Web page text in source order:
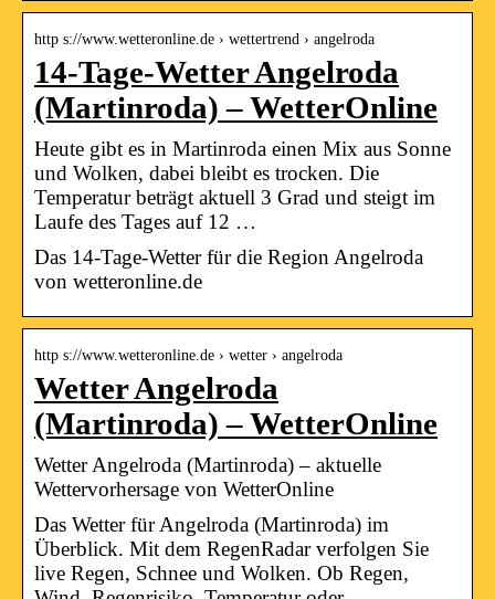
http s://www.wetteronline.de › wettertrend › angelroda
14-Tage-Wetter Angelroda
(Martinroda) – WetterOnline
Heute gibt es in Martinroda einen Mix aus Sonne
und Wolken, dabei bleibt es trocken. Die
Temperatur beträgt aktuell 3 Grad und steigt im
Laufe des Tages auf 12 …
Das 14-Tage-Wetter für die Region Angelroda
von wetteronline.de
http s://www.wetteronline.de › wetter › angelroda
Wetter Angelroda
(Martinroda) – WetterOnline
Wetter Angelroda (Martinroda) – aktuelle
Wettervorhersage von WetterOnline
Das Wetter für Angelroda (Martinroda) im
Überblick. Mit dem RegenRadar verfolgen Sie
live Regen, Schnee und Wolken. Ob Regen,